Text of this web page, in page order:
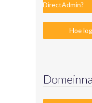
DirectAdmin?
Hoe